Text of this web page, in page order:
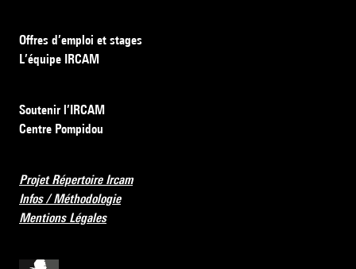
Offres d’emploi et stages
L’équipe IRCAM
Soutenir l’IRCAM
Centre Pompidou
Projet Répertoire Ircam
Infos / Méthodologie
Mentions Légales